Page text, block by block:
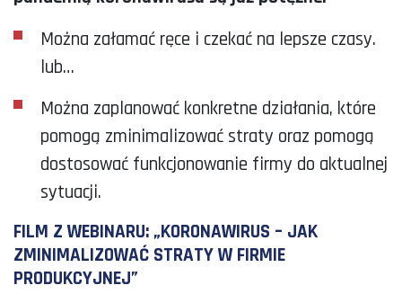
Można załamać ręce i czekać na lepsze czasy.
lub…
Można zaplanować konkretne działania, które
pomogą zminimalizować straty oraz pomogą
dostosować funkcjonowanie firmy do aktualnej
sytuacji.
FILM Z WEBINARU: „KORONAWIRUS – JAK
ZMINIMALIZOWAĆ STRATY W FIRMIE
PRODUKCYJNEJ”